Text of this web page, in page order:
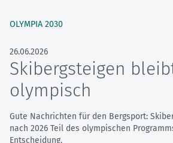
OLYMPIA 2030
26.06.2026
Skibergsteigen
olympisch
Gute Nachrichten für den Bergsport:
nach 2026 Teil des olympischen
Entscheidung.